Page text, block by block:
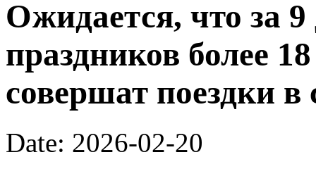
Ожидается, что за 9
праздников более
совершат поездки
Date: 2026-02-20